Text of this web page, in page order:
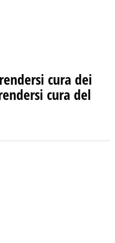
cura dei
cura del